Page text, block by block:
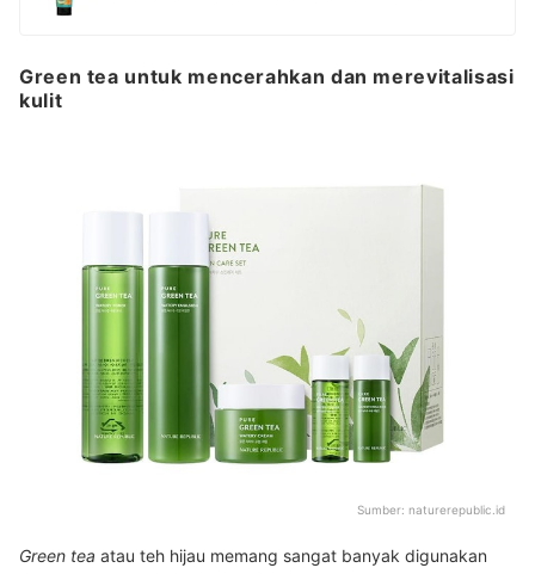
Green tea untuk mencerahkan dan merevitalisasi
kulit
Sumber: naturerepublic.id
Green tea atau teh hijau memang sangat banyak digunakan